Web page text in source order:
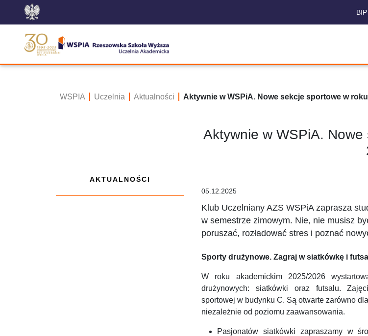
BIP
WSPIA Uczelnia Aktualności Aktywnie w WSPiA. Nowe sekcje sportowe w
AKTUALNOŚCI
Aktywnie w WSPiA.
05.12.2025
Klub Uczelniany AZS WSPiA zaprasza
w semestrze zimowym. Nie, nie musisz
poruszać, rozładować stres i poznać
Sporty drużynowe. Zagraj w siatkówkę i futsal
W roku akademickim 2025/2026
drużynowych: siatkówki oraz futsalu.
sportowej w budynku C. Są otwarte zarówno
niezależnie od poziomu zaawansowania.
Pasjonatów siatkówki zapraszamy w